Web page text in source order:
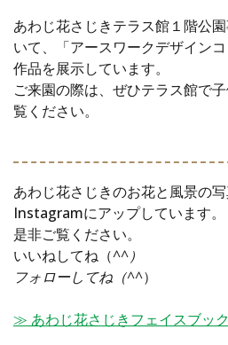
あわじ花さじきテラス館１階公
いて、「アースワークデザイン
作品を展示しています。
ご来園の際は、ぜひテラス館で
覧ください。
あわじ花さじきのお花と風景の
Instagramにアップしています。
是非ご覧ください。
いいねしてね（^^）
フォローしてね（^^）
≫ あわじ花さじきフェイスブック